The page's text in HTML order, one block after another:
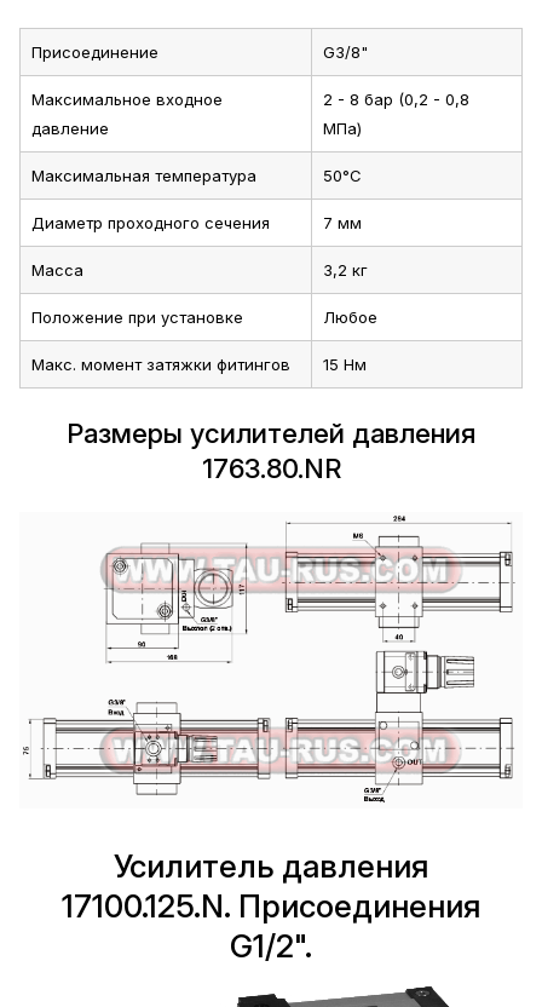
Присоединение G3/8"
Максимальное входное
давление
2 - 8 бар (0,2 - 0,8
МПа)
Максимальная температура 50°C
Диаметр проходного сечения 7 мм
Масса 3,2 кг
Положение при установке Любое
Макс. момент затяжки фитингов 15 Нм
Размеры усилителей давления
1763.80.NR
Усилитель давления
17100.125.N. Присоединения
G1/2".